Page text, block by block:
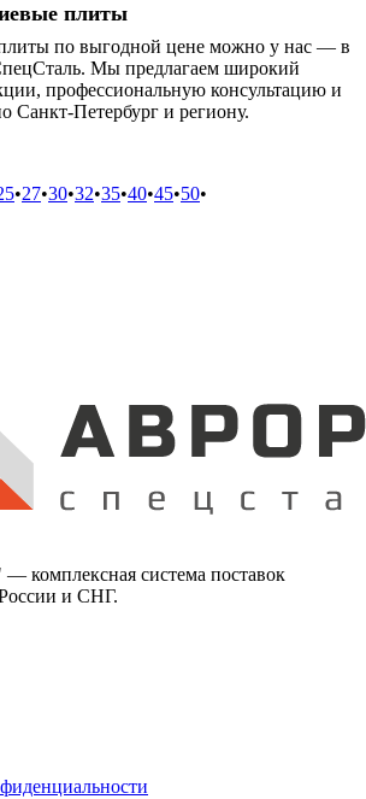
плиты
по выгодной цене можно у нас — в
Мы предлагаем широкий
профессиональную консультацию и
Санкт-Петербург и региону.
•27•30•32•35•40•45•50•
комплексная система поставок
и СНГ.